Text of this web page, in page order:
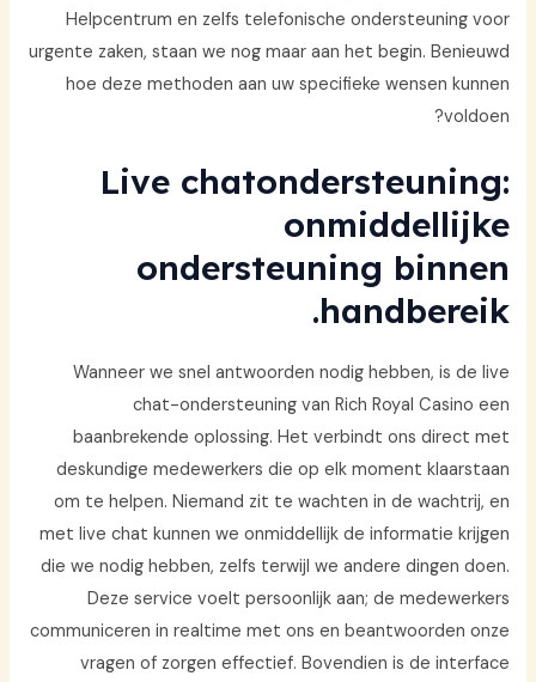
Helpcentrum en zelfs telefonische ondersteuning voor
urgente zaken, staan we nog maar aan het begin. Benieuwd
hoe deze methoden aan uw specifieke wensen kunnen
voldoen?
Live chatondersteuning:
onmiddellijke
ondersteuning binnen
handbereik.
Wanneer we snel antwoorden nodig hebben, is de live
chat-ondersteuning van Rich Royal Casino een
baanbrekende oplossing. Het verbindt ons direct met
deskundige medewerkers die op elk moment klaarstaan
om te helpen. Niemand zit te wachten in de wachtrij, en
met live chat kunnen we onmiddellijk de informatie krijgen
die we nodig hebben, zelfs terwijl we andere dingen doen.
Deze service voelt persoonlijk aan; de medewerkers
communiceren in realtime met ons en beantwoorden onze
vragen of zorgen effectief. Bovendien is de interface